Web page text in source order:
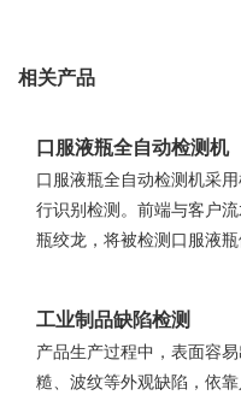
相关产品
口服液瓶全自动检测机
口服液瓶全自动检测机采
行识别检测。前端与客户
瓶绞龙，将被检测口服液
工业制品缺陷检测
产品生产过程中，表面容
糙、波纹等外观缺陷，依